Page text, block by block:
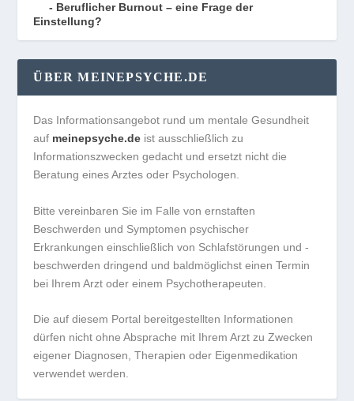
Beruflicher Burnout – eine Frage der
Einstellung?
ÜBER MEINEPSYCHE.DE
Das Informationsangebot rund um mentale Gesundheit
auf meinepsyche.de ist ausschließlich zu
Informationszwecken gedacht und ersetzt nicht die
Beratung eines Arztes oder Psychologen.
Bitte vereinbaren Sie im Falle von ernstaften
Beschwerden und Symptomen psychischer
Erkrankungen einschließlich von Schlafstörungen und -
beschwerden dringend und baldmöglichst einen Termin
bei Ihrem Arzt oder einem Psychotherapeuten.
Die auf diesem Portal bereitgestellten Informationen
dürfen nicht ohne Absprache mit Ihrem Arzt zu Zwecken
eigener Diagnosen, Therapien oder Eigenmedikation
verwendet werden.